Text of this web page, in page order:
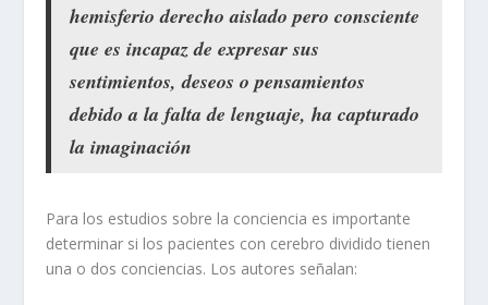
hemisferio derecho aislado pero consciente
que es incapaz de expresar sus
sentimientos, deseos o pensamientos
debido a la falta de lenguaje, ha capturado
la imaginación
Para los estudios sobre la conciencia es importante
determinar si los pacientes con cerebro dividido tienen
una o dos conciencias. Los autores señalan: